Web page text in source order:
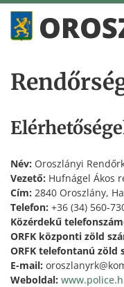
Név: Oroszlányi
Vezető: Hufnágel Ákos
Cím: 2840 Oroszlány,
Telefon: +36 (34) 560-
Közérdekű
ORFK központi zöld
ORFK telefontanú zöld
E-mail:
Weboldal: